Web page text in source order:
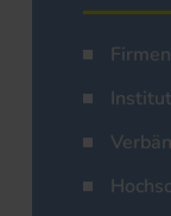
Firmen